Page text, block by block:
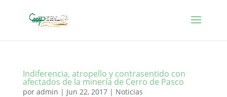
Indiferencia, atropello y contrasentido con
afectados de la minería de Cerro de Pasco
por admin | Jun 22, 2017| Noticias